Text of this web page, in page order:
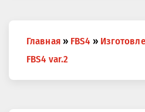
здесь
Главная » FBS4 »
FBS4 var.2